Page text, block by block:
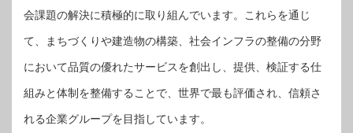
会課題の解決に積極的に取り組んでいます。これらを通じ
て、まちづくりや建造物の構築、社会インフラの整備の分野
において品質の優れたサービスを創出し、提供、検証する仕
組みと体制を整備することで、世界で最も評価され、信頼さ
れる企業グループを目指しています。